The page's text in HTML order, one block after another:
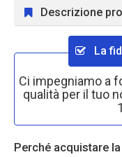
Descrizione
La
Ci impegniamo a
qualità per il tuo
Perché acquistare